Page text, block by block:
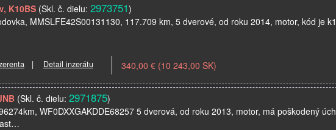
K10BS (Skl. č. dielu: 2973751)
MMSLFE42S00131130, 117.709 km, 5 dverové, od roku 2014, motor, kód je
| Detail inzerátu 340,00 € (10 243,00 SK)
(Skl. č. dielu: 2971875)
WF0DXXGAKDDE68257 5 dverová, od roku 2013, motor, má poškodený